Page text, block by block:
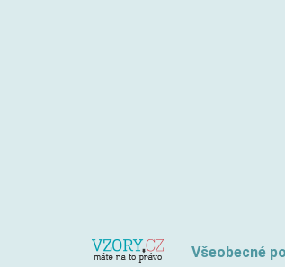
Všeobecné